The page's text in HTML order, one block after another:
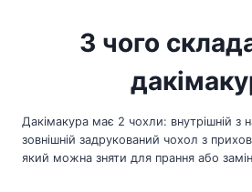
З чого
Дакімакура має 2 чохли: внутрішній з
зовнішній задрукований чохол з
який можна зняти для прання або